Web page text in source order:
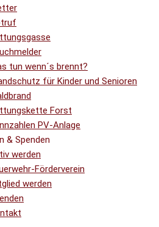
tun wenn´s brennt?
für Kinder und Senioren
Forst
PV-Anlage
& Spenden
werden
Förderverein
werden